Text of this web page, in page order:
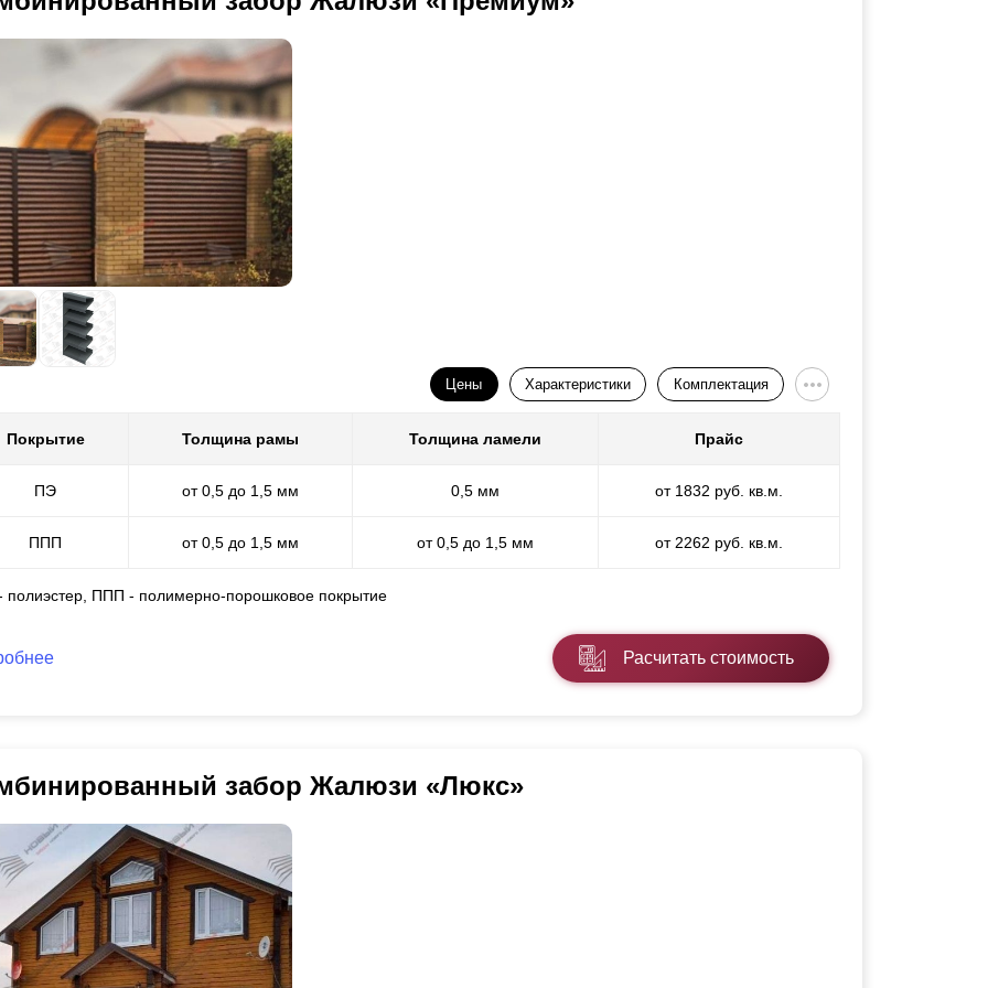
Цены Характеристики Комплектация
Покрытие Толщина рамы Толщина ламели Прайс
ПЭ от 0,5 до 1,5 мм 0,5 мм от 1832 руб. кв.м.
ППП от 0,5 до 1,5 мм от 0,5 до 1,5 мм от 2262 руб. кв.м.
полиэстер, ППП - полимерно-порошковое покрытие
Расчитать стоимость
забор Жалюзи «Люкс»